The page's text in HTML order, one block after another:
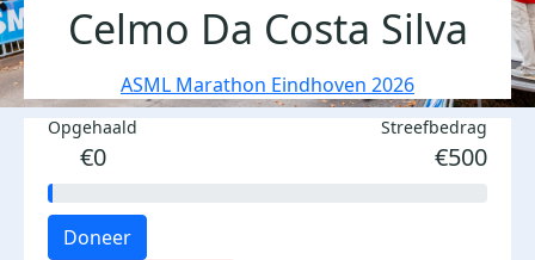
Celmo Da Costa Silva
ASML Marathon Eindhoven 2026
Opgehaald
€0
Streefbedrag
€500
Doneer